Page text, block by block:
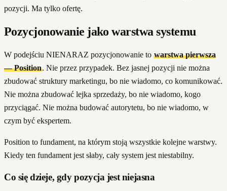
pozycji. Ma tylko ofertę.
Pozycjonowanie jako warstwa systemu
W podejściu NIENARAZ pozycjonowanie to warstwa pierwsza
— Position. Nie przez przypadek. Bez jasnej pozycji nie można
zbudować struktury marketingu, bo nie wiadomo, co komunikować.
Nie można zbudować lejka sprzedaży, bo nie wiadomo, kogo
przyciągać. Nie można budować autorytetu, bo nie wiadomo, w
czym być ekspertem.
Position to fundament, na którym stoją wszystkie kolejne warstwy.
Kiedy ten fundament jest słaby, cały system jest niestabilny.
Co się dzieje, gdy pozycja jest niejasna